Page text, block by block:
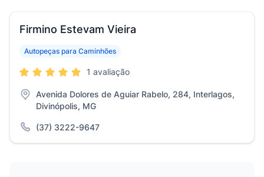
Firmino Estevam Vieira
Autopeças para Caminhões
1 avaliação
Avenida Dolores de Aguiar Rabelo, 284, Interlagos,
Divinópolis, MG
(37) 3222-9647